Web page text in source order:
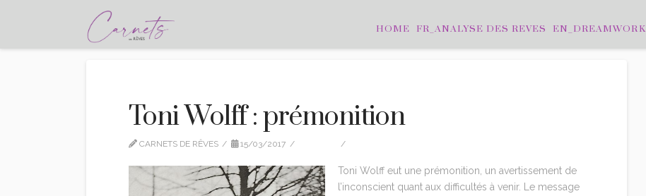
HOME FR_ANALYSE DES REVES EN_DREAMWORK
Toni Wolff : prémonition
CARNETS DE RÊVES 15/03/2017
Toni Wolff eut une prémonition, un avertissement de
l’inconscient quant aux difficultés à venir. Le message